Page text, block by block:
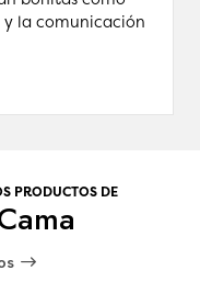
y la comunicación
PRODUCTOS DE